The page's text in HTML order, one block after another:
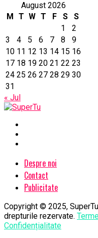
August 2026
M
T W T F S
S
1
2
3
4 5 6 7 8
9
10 11 12 13 14 15 16
17 18 19 20 21 22 23
24 25 26 27 28 29 30
31
« Jul
Despre noi
Contact
Publicitate
Copyright © 2025,
drepturile rezervate.
Confidențialitate